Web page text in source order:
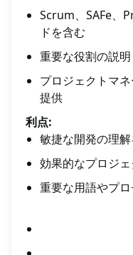
Scrum、SAFe、
ドを含む
重要な役割の説明
プロジェクトマ
提供
利点:
敏捷な開発の理
効果的なプロジ
重要な用語やプ